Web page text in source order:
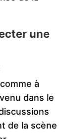
une
à
dans le
de la scène